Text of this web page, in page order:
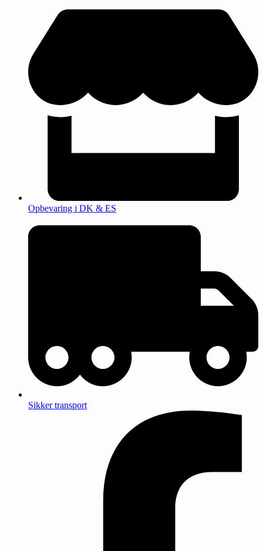
Opbevaring i DK & ES
Sikker transport